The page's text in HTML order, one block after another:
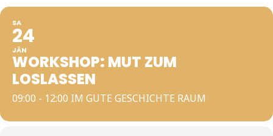
SA
24
JÄN
WORKSHOP: MUT ZUM
LOSLASSEN
09:00 - 12:00 IM GUTE GESCHICHTE RAUM